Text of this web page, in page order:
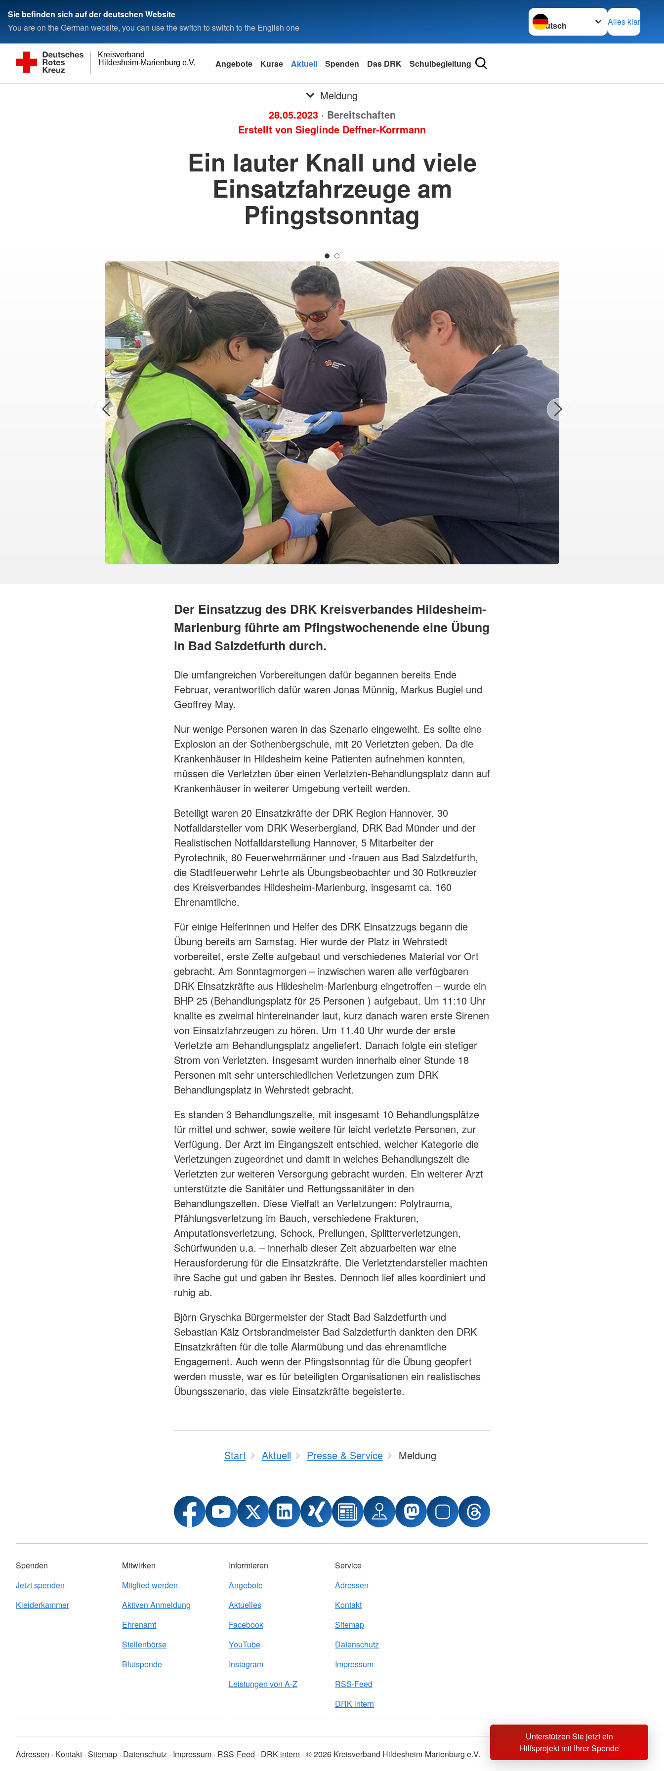
Sie befinden sich auf der deutschen Website
You are on the German website, you can use the switch to switch to the English one
Sprache wechseln zu
Alles klar
Hildesheim-Marienburg e.V.
Kreisverband
Angebote Kurse Aktuell Spenden Das DRK Schulbegleitung
Meldung
28.05.2023 · Bereitschaften
Erstellt von Sieglinde Deffner-Korrmann
Ein lauter Knall und viele
Einsatzfahrzeuge am
Pfingstsonntag
Der Einsatzzug des DRK Kreisverbandes Hildesheim-
Marienburg führte am Pfingstwochenende eine Übung
in Bad Salzdetfurth durch.
Die umfangreichen Vorbereitungen dafür begannen bereits Ende
Februar, verantwortlich dafür waren Jonas Münnig, Markus Bugiel und
Geoffrey May.
Nur wenige Personen waren in das Szenario eingeweiht. Es sollte eine
Explosion an der Sothenbergschule, mit 20 Verletzten geben. Da die
Krankenhäuser in Hildesheim keine Patienten aufnehmen konnten,
müssen die Verletzten über einen Verletzten-Behandlungsplatz dann auf
Krankenhäuser in weiterer Umgebung verteilt werden.
Beteiligt waren 20 Einsatzkräfte der DRK Region Hannover, 30
Notfalldarsteller vom DRK Weserbergland, DRK Bad Münder und der
Realistischen Notfalldarstellung Hannover, 5 Mitarbeiter der
Pyrotechnik, 80 Feuerwehrmänner und -frauen aus Bad Salzdetfurth,
die Stadtfeuerwehr Lehrte als Übungsbeobachter und 30 Rotkreuzler
des Kreisverbandes Hildesheim-Marienburg, insgesamt ca. 160
Ehrenamtliche.
Für einige Helferinnen und Helfer des DRK Einsatzzugs begann die
Übung bereits am Samstag. Hier wurde der Platz in Wehrstedt
vorbereitet, erste Zelte aufgebaut und verschiedenes Material vor Ort
gebracht. Am Sonntagmorgen – inzwischen waren alle verfügbaren
DRK Einsatzkräfte aus Hildesheim-Marienburg eingetroffen – wurde ein
BHP 25 (Behandlungsplatz für 25 Personen ) aufgebaut. Um 11:10 Uhr
knallte es zweimal hintereinander laut, kurz danach waren erste Sirenen
von Einsatzfahrzeugen zu hören. Um 11.40 Uhr wurde der erste
Verletzte am Behandlungsplatz angeliefert. Danach folgte ein stetiger
Strom von Verletzten. Insgesamt wurden innerhalb einer Stunde 18
Personen mit sehr unterschiedlichen Verletzungen zum DRK
Behandlungsplatz in Wehrstedt gebracht.
Es standen 3 Behandlungszelte, mit insgesamt 10 Behandlungsplätze
für mittel und schwer, sowie weitere für leicht verletzte Personen, zur
Verfügung. Der Arzt im Eingangszelt entschied, welcher Kategorie die
Verletzungen zugeordnet und damit in welches Behandlungszelt die
Verletzten zur weiteren Versorgung gebracht wurden. Ein weiterer Arzt
unterstützte die Sanitäter und Rettungssanitäter in den
Behandlungszelten. Diese Vielfalt an Verletzungen: Polytrauma,
Pfählungsverletzung im Bauch, verschiedene Frakturen,
Amputationsverletzung, Schock, Prellungen, Splitterverletzungen,
Schürfwunden u.a. – innerhalb dieser Zeit abzuarbeiten war eine
Herausforderung für die Einsatzkräfte. Die Verletztendarsteller machten
ihre Sache gut und gaben ihr Bestes. Dennoch lief alles koordiniert und
ruhig ab.
Björn Gryschka Bürgermeister der Stadt Bad Salzdetfurth und
Sebastian Kälz Ortsbrandmeister Bad Salzdetfurth dankten den DRK
Einsatzkräften für die tolle Alarmübung und das ehrenamtliche
Engagement. Auch wenn der Pfingstsonntag für die Übung geopfert
werden musste, war es für beteiligten Organisationen ein realistisches
Übungsszenario, das viele Einsatzkräfte begeisterte.
Unterstützen Sie jetzt ein
Hilfsprojekt mit Ihrer Spende
Start Aktuell Presse & Service Meldung
Spenden
Jetzt spenden
Kleiderkammer
Mitwirken
Mitglied werden
Aktiven Anmeldung
Ehrenamt
Stellenbörse
Blutspende
Informieren
Angebote
Aktuelles
Facebook
YouTube
Instagram
Leistungen von A-Z
Service
Adressen
Kontakt
Sitemap
Datenschutz
Impressum
RSS-Feed
DRK intern
Adressen Kontakt Sitemap Datenschutz Impressum RSS-Feed DRK intern © 2026 Kreisverband Hildesheim-Marienburg e.V.